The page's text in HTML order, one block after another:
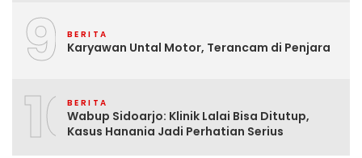
9 BERITA
Karyawan Untal Motor, Terancam di Penjara
10BERITA
Wabup Sidoarjo: Klinik Lalai Bisa Ditutup,
Kasus Hanania Jadi Perhatian Serius